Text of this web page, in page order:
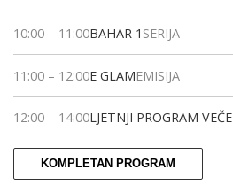
10:00 – 11:00BAHAR 1 SERIJA
11:00 – 12:00E GLAMEMISIJA
12:00 – 14:00LJETNJI PROGRAM VEČE
KOMPLETAN PROGRAM